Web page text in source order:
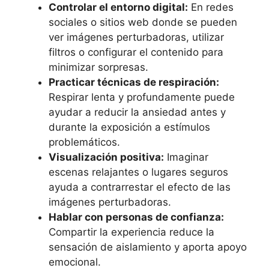
Controlar el entorno digital: En redes
sociales o sitios web donde se pueden
ver imágenes perturbadoras, utilizar
filtros o configurar el contenido para
minimizar sorpresas.
Practicar técnicas de respiración:
Respirar lenta y profundamente puede
ayudar a reducir la ansiedad antes y
durante la exposición a estímulos
problemáticos.
Visualización positiva: Imaginar
escenas relajantes o lugares seguros
ayuda a contrarrestar el efecto de las
imágenes perturbadoras.
Hablar con personas de confianza:
Compartir la experiencia reduce la
sensación de aislamiento y aporta apoyo
emocional.